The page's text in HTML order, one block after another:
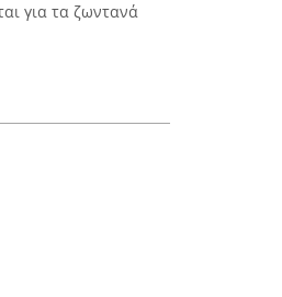
για τα ζωντανά